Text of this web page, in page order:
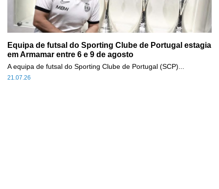
Equipa de futsal do Sporting Clube de Portugal estagia
em Armamar entre 6 e 9 de agosto
21.07.26
A equipa de futsal do Sporting Clube de Portugal (SCP)...